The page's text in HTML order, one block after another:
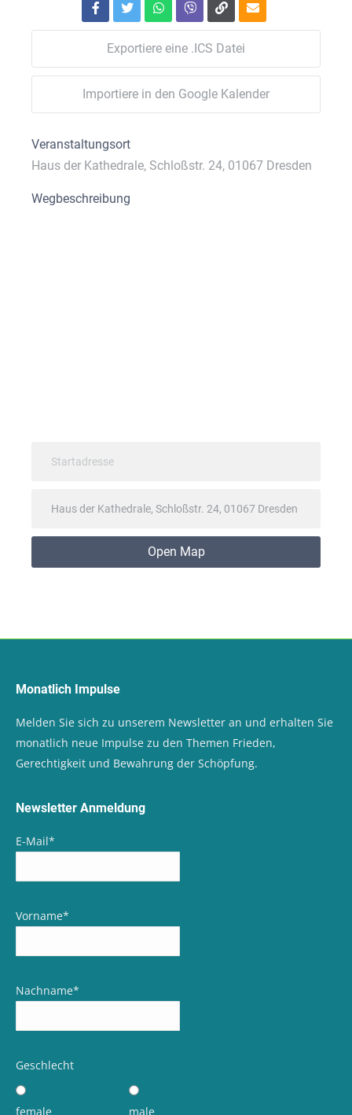
Exportiere eine .ICS Datei
Importiere in den Google Kalender
Veranstaltungsort
Haus der Kathedrale, Schloßstr. 24, 01067 Dresden
Wegbeschreibung
Open Map
Monatlich Impulse
Melden Sie sich zu unserem Newsletter an und erhalten Sie
monatlich neue Impulse zu den Themen Frieden,
Gerechtigkeit und Bewahrung der Schöpfung.
Newsletter Anmeldung
E-Mail*
Vorname*
Nachname*
Geschlecht
female male